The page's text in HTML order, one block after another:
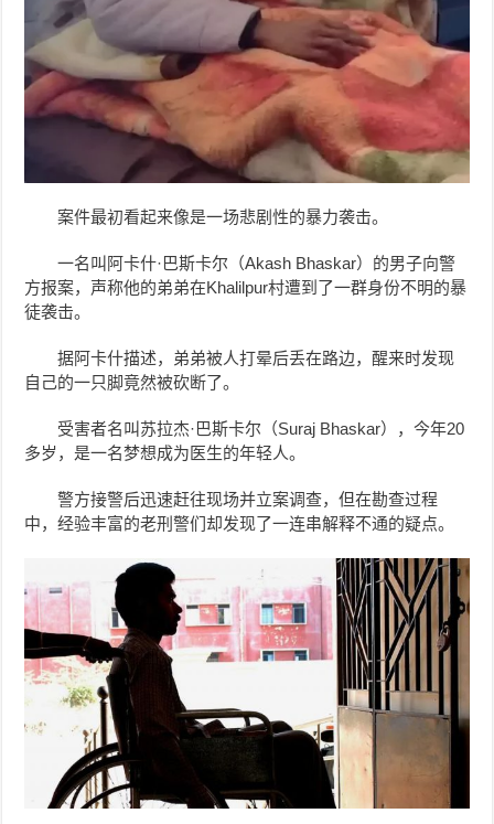
案件最初看起来像是一场悲剧性的暴力袭击。
一名叫阿卡什·巴斯卡尔（Akash Bhaskar）的男子向警
方报案，声称他的弟弟在Khalilpur村遭到了一群身份不明的暴
徒袭击。
据阿卡什描述，弟弟被人打晕后丢在路边，醒来时发现
自己的一只脚竟然被砍断了。
受害者名叫苏拉杰·巴斯卡尔（Suraj Bhaskar），今年20
多岁，是一名梦想成为医生的年轻人。
警方接警后迅速赶往现场并立案调查，但在勘查过程
中，经验丰富的老刑警们却发现了一连串解释不通的疑点。